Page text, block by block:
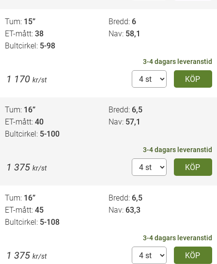
Tum 15” Bredd 6
ET-mått 38 Nav 58,1
Bultcirkel 5-98
3-4 dagars leveranstid
KÖP
1 170 kr/st
Tum 16” Bredd 6,5
ET-mått 40 Nav 57,1
Bultcirkel 5-100
3-4 dagars leveranstid
KÖP
1 375 kr/st
Tum 16” Bredd 6,5
ET-mått 45 Nav 63,3
Bultcirkel 5-108
3-4 dagars leveranstid
KÖP
1 375 kr/st